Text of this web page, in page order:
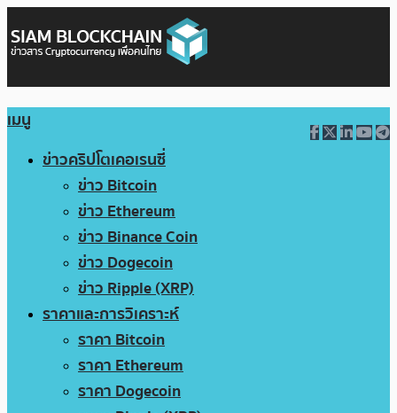
เมนู
ข่าวคริปโตเคอเรนซี่
ข่าว Bitcoin
ข่าว Ethereum
ข่าว Binance Coin
ข่าว Dogecoin
ข่าว Ripple (XRP)
ราคาและการวิเคราะห์
ราคา Bitcoin
ราคา Ethereum
ราคา Dogecoin